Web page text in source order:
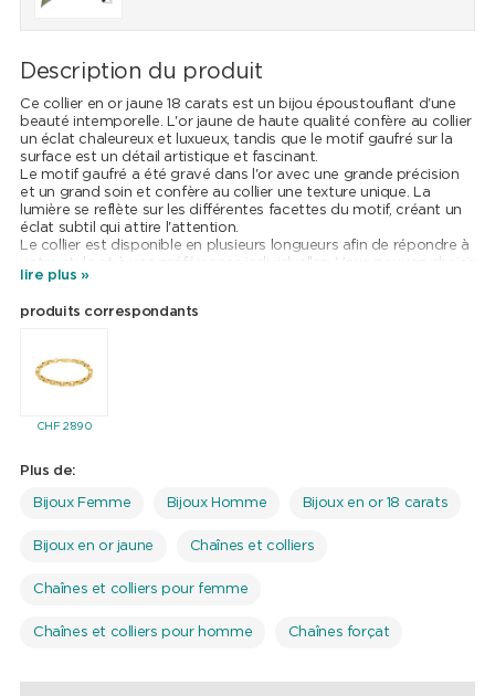
Description du produit
Ce collier en or jaune 18 carats est un bijou époustouflant d'une
beauté intemporelle. L'or jaune de haute qualité confère au collier
un éclat chaleureux et luxueux, tandis que le motif gaufré sur la
surface est un détail artistique et fascinant.
Le motif gaufré a été gravé dans l'or avec une grande précision
et un grand soin et confère au collier une texture unique. La
lumière se reflète sur les différentes facettes du motif, créant un
éclat subtil qui attire l'attention.
Le collier est disponible en plusieurs longueurs afin de répondre à
entre les longueurs 50 cm, 55 cm et 60 cm afin de trouver
Le fermoir mousqueton pratique est un autre détail raffiné de ce
minimise le risque que le collier se torde ou s'emmêle.
lire plus »
produits correspondants
CHF2'890
Plus de:
Bijoux Femme Bijoux Homme Bijoux en or 18 carats
Bijoux en or jaune Chaînes et colliers
Chaînes et colliers pour femme
Chaînes et colliers pour homme Chaînes forçat